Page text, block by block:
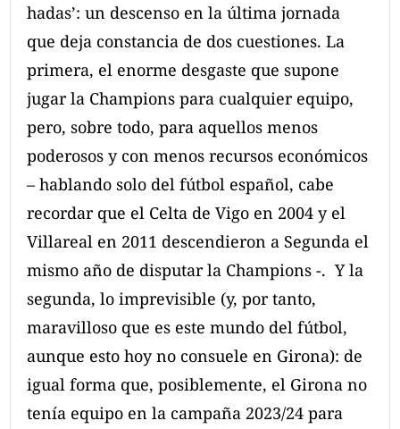
hadas’: un descenso en la última jornada
que deja constancia de dos cuestiones. La
primera, el enorme desgaste que supone
jugar la Champions para cualquier equipo,
pero, sobre todo, para aquellos menos
poderosos y con menos recursos económicos
– hablando solo del fútbol español, cabe
recordar que el Celta de Vigo en 2004 y el
Villareal en 2011 descendieron a Segunda el
mismo año de disputar la Champions -. Y la
segunda, lo imprevisible (y, por tanto,
maravilloso que es este mundo del fútbol,
aunque esto hoy no consuele en Girona): de
igual forma que, posiblemente, el Girona no
tenía equipo en la campaña 2023/24 para